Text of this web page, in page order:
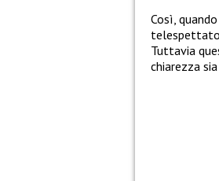
Così,
Tuttavia
chiarezza